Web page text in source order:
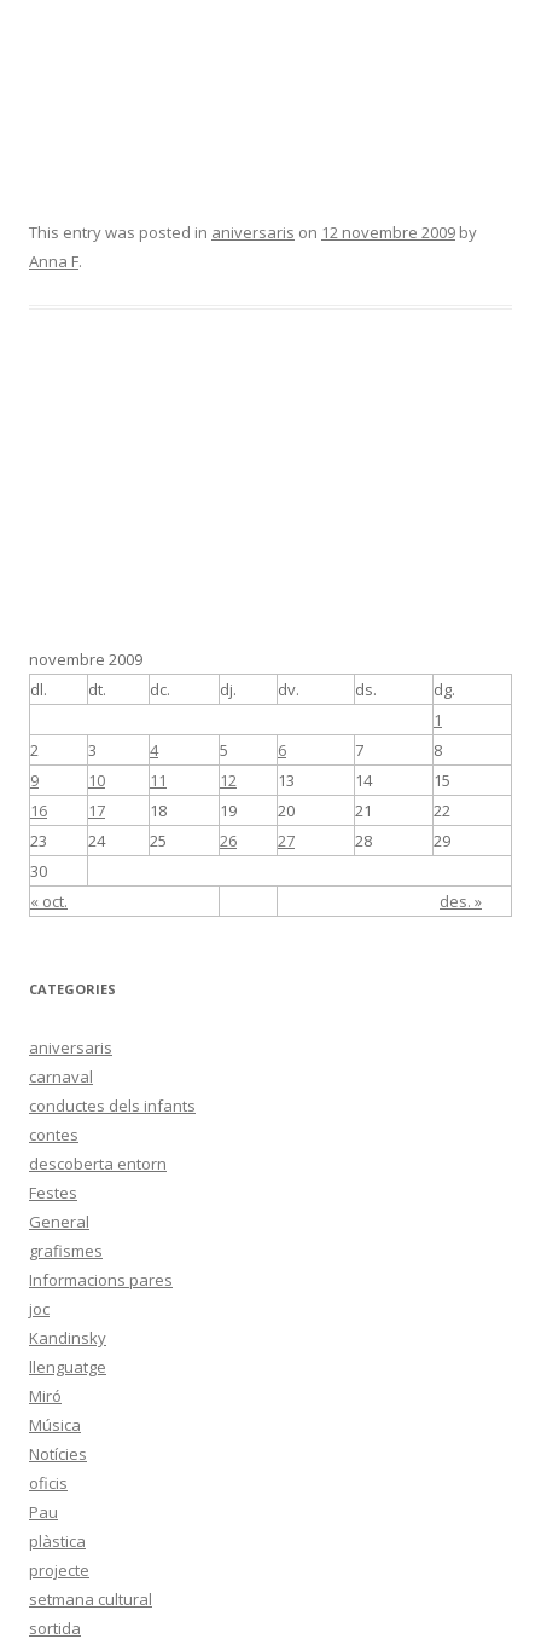
This entry was posted in aniversaris on 12 novembre 2009 by
Anna F.
novembre 2009
dl.
dt. dc. dj. dv. ds. dg.
« oct. des. »
1
2
3 4 5 6 7
8
9
10 11 12 13 14
15
16
17 18 19 20 21
22
23
24 25 26 27 28
29
30
CATEGORIES
aniversaris
carnaval
conductes dels infants
contes
descoberta entorn
Festes
General
grafismes
Informacions pares
joc
Kandinsky
llenguatge
Miró
Música
Notícies
oficis
Pau
plàstica
projecte
setmana cultural
sortida